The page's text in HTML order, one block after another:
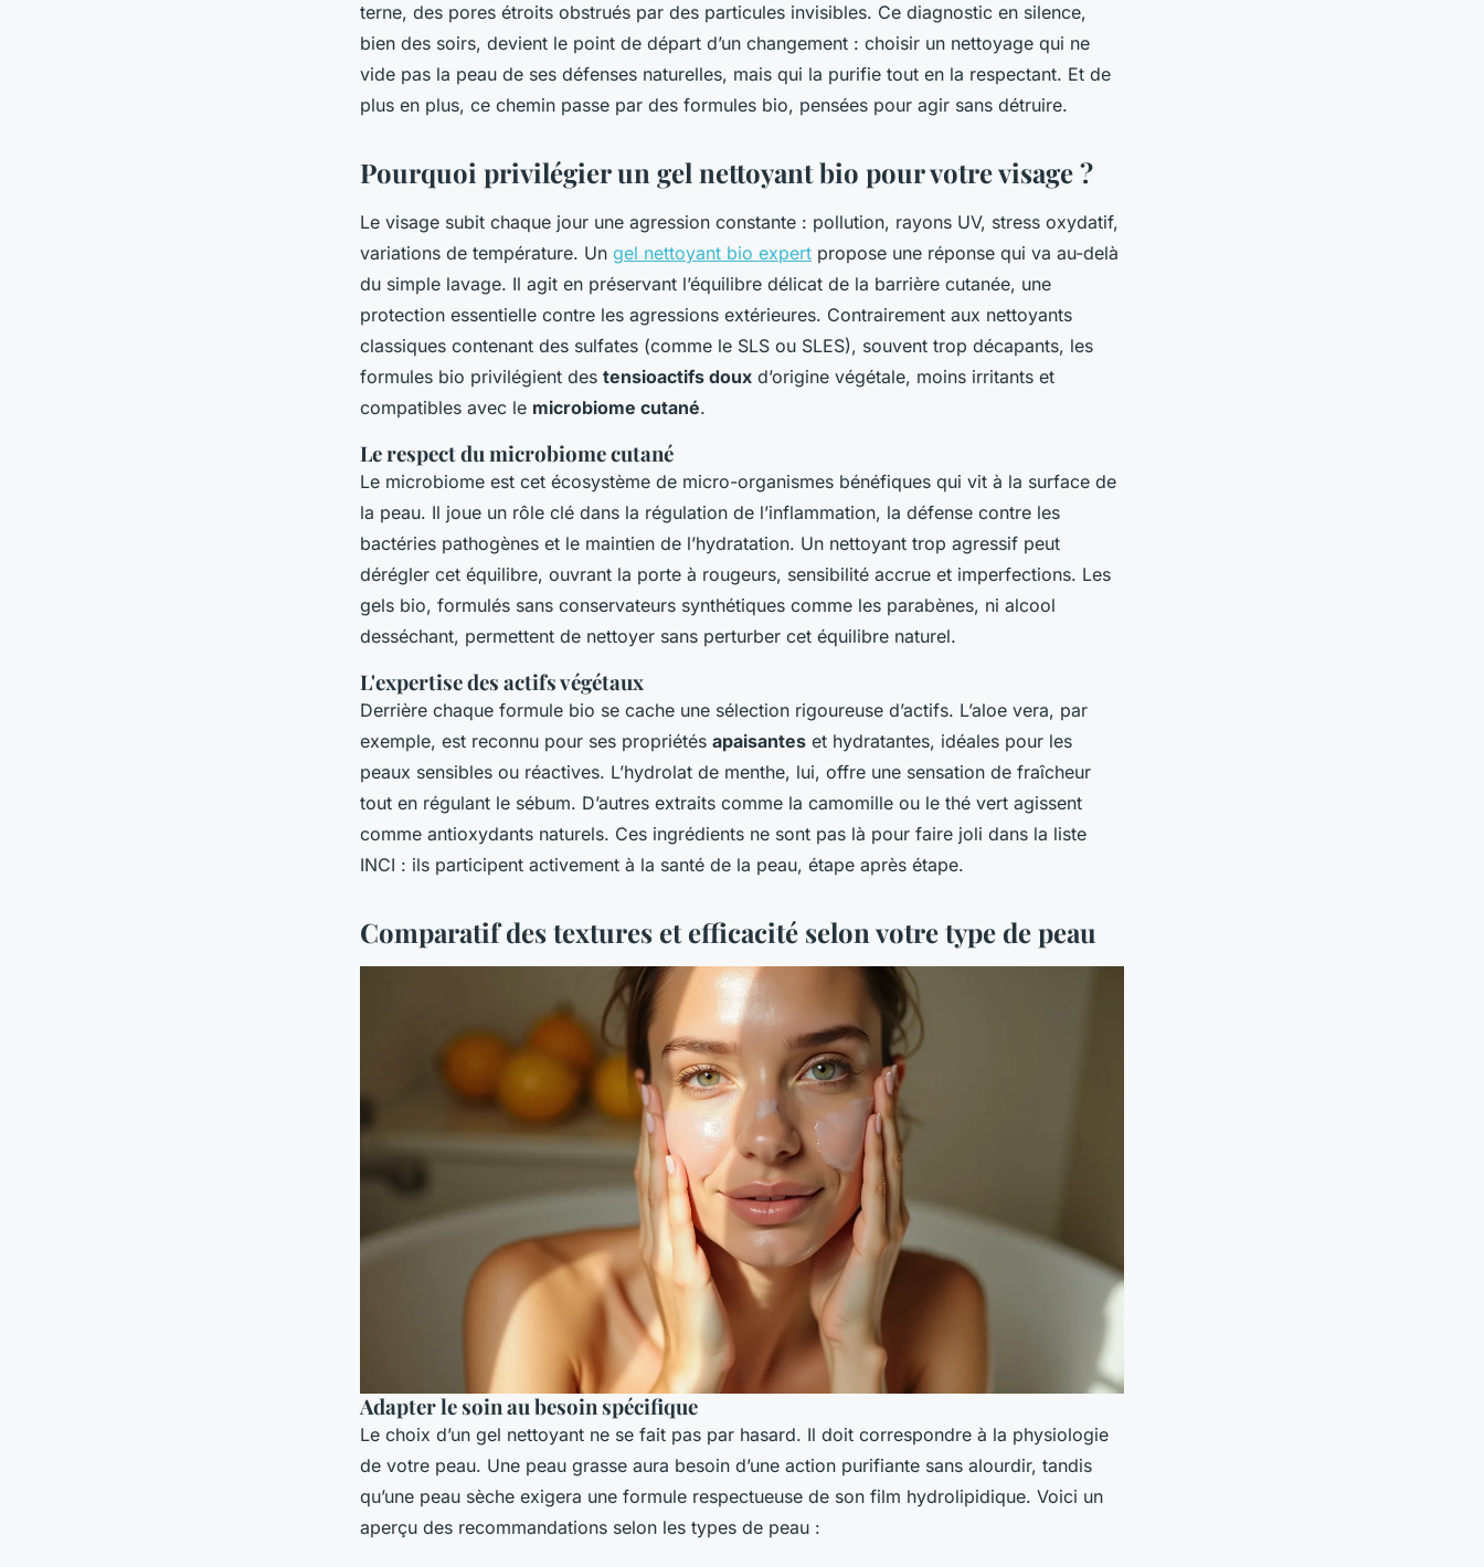
terne, des pores étroits obstrués par des particules invisibles. Ce diagnostic en silence,
bien des soirs, devient le point de départ d’un changement : choisir un nettoyage qui ne
vide pas la peau de ses défenses naturelles, mais qui la purifie tout en la respectant. Et de
plus en plus, ce chemin passe par des formules bio, pensées pour agir sans détruire.
Pourquoi privilégier un gel nettoyant bio pour votre visage ?
Le visage subit chaque jour une agression constante : pollution, rayons UV, stress oxydatif,
variations de température. Un gel nettoyant bio expert propose une réponse qui va au-delà
du simple lavage. Il agit en préservant l’équilibre délicat de la barrière cutanée, une
protection essentielle contre les agressions extérieures. Contrairement aux nettoyants
classiques contenant des sulfates (comme le SLS ou SLES), souvent trop décapants, les
formules bio privilégient des tensioactifs doux d’origine végétale, moins irritants et
compatibles avec le microbiome cutané.
Le respect du microbiome cutané
Le microbiome est cet écosystème de micro-organismes bénéfiques qui vit à la surface de
la peau. Il joue un rôle clé dans la régulation de l’inflammation, la défense contre les
bactéries pathogènes et le maintien de l’hydratation. Un nettoyant trop agressif peut
dérégler cet équilibre, ouvrant la porte à rougeurs, sensibilité accrue et imperfections. Les
gels bio, formulés sans conservateurs synthétiques comme les parabènes, ni alcool
desséchant, permettent de nettoyer sans perturber cet équilibre naturel.
L'expertise des actifs végétaux
Derrière chaque formule bio se cache une sélection rigoureuse d’actifs. L’aloe vera, par
exemple, est reconnu pour ses propriétés apaisantes et hydratantes, idéales pour les
peaux sensibles ou réactives. L’hydrolat de menthe, lui, offre une sensation de fraîcheur
tout en régulant le sébum. D’autres extraits comme la camomille ou le thé vert agissent
comme antioxydants naturels. Ces ingrédients ne sont pas là pour faire joli dans la liste
INCI : ils participent activement à la santé de la peau, étape après étape.
Comparatif des textures et efficacité selon votre type de peau
Adapter le soin au besoin spécifique
Le choix d’un gel nettoyant ne se fait pas par hasard. Il doit correspondre à la physiologie
de votre peau. Une peau grasse aura besoin d’une action purifiante sans alourdir, tandis
qu’une peau sèche exigera une formule respectueuse de son film hydrolipidique. Voici un
aperçu des recommandations selon les types de peau :